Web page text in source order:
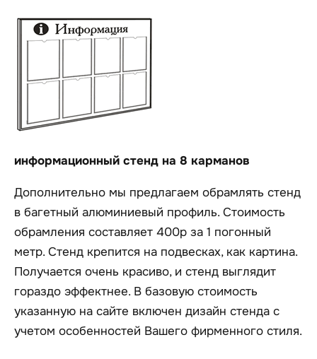
информационный стенд на 8 карманов
Дополнительно мы предлагаем обрамлять стенд
в багетный алюминиевый профиль. Стоимость
обрамления составляет 400р за 1 погонный
метр. Стенд крепится на подвесках, как картина.
Получается очень красиво, и стенд выглядит
гораздо эффектнее. В базовую стоимость
указанную на сайте включен дизайн стенда с
учетом особенностей Вашего фирменного стиля.